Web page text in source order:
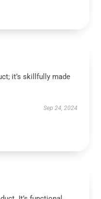
it’s skillfully made
Sep 24, 2024